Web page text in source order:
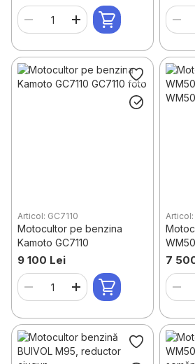
Articol: GC7110
Motocultor pe benzina
Kamoto GC7110
9 100 Lei 7